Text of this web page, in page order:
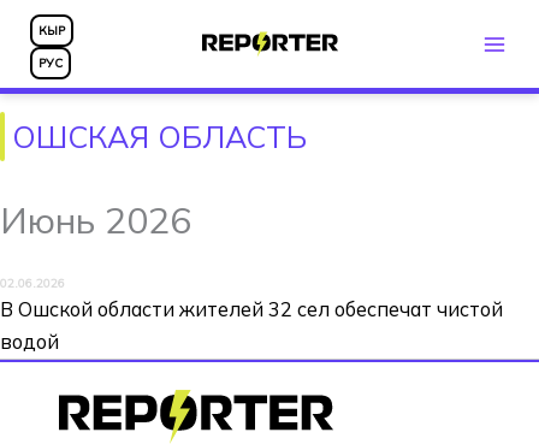
Перейти
содержимому
КЫР
РУС
ОШСКАЯ ОБЛАСТЬ
Июнь 2026
02.06.2026
В Ошской области жителей 32 сел обеспечат чистой
водой